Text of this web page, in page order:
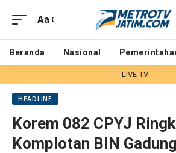
Aa
Beranda Nasional
LIVE TV
HEADLINE
Korem 082 CPYJ
Komplotan BIN